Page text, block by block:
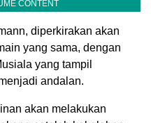
CONTENT
diperkirakan akan
yang sama, dengan
yang tampil
andalan.
akan melakukan